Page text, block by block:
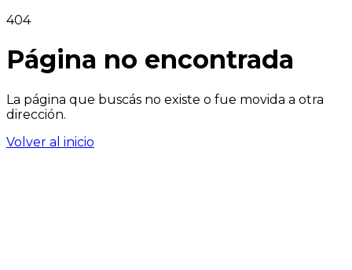
404
Página no encontrada
La página que buscás no existe o fue movida a otra
dirección.
Volver al inicio